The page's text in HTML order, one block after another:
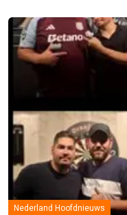
Nederland Hoofdnieuws